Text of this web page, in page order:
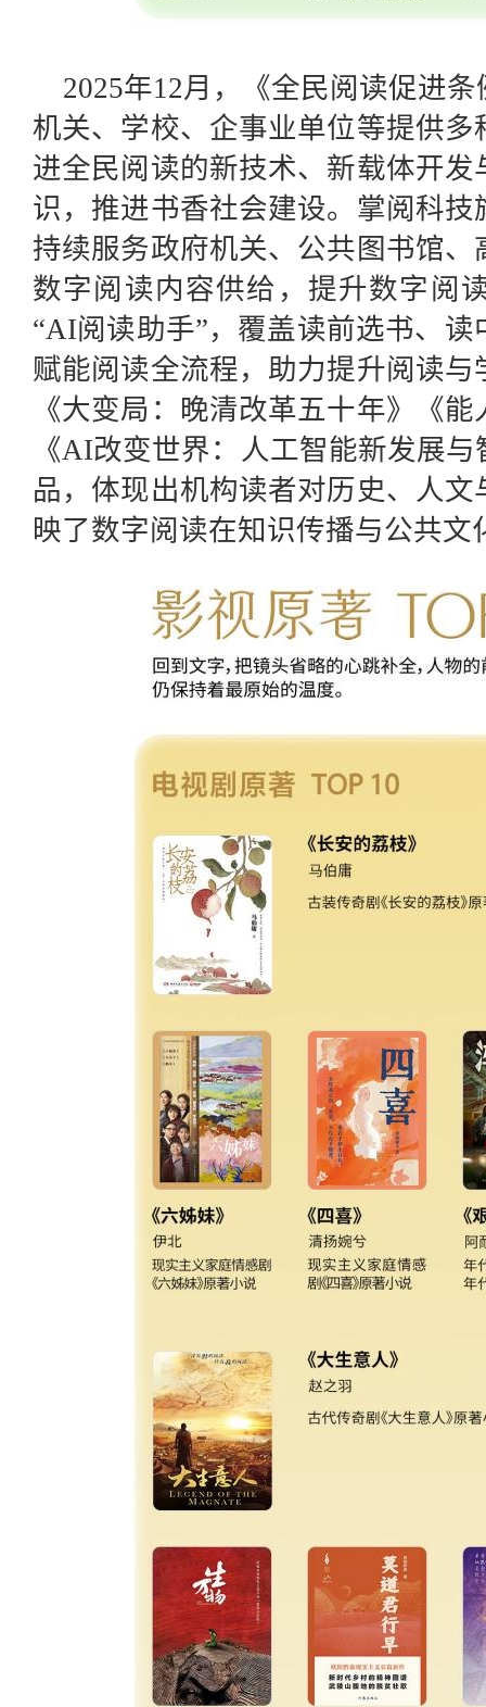
2025年12月，《全民阅读促进
机关、学校、企事业单位等提供
进全民阅读的新技术、新载体开
识，推进书香社会建设。掌阅科
持续服务政府机关、公共图书馆
数字阅读内容供给，提升数字阅
“AI阅读助手”，覆盖读前选书、
赋能阅读全流程，助力提升阅读
《大变局：晚清改革五十年》《
《AI改变世界：人工智能新发展
品，体现出机构读者对历史、人
映了数字阅读在知识传播与公共文